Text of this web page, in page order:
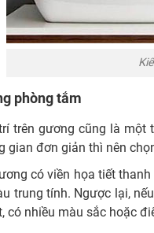
phòng tắm
trên gương cũng là một
gian đơn giản thì nên
có viền họa tiết
trung tính. Ngược lại,
có nhiều màu sắc hoặc